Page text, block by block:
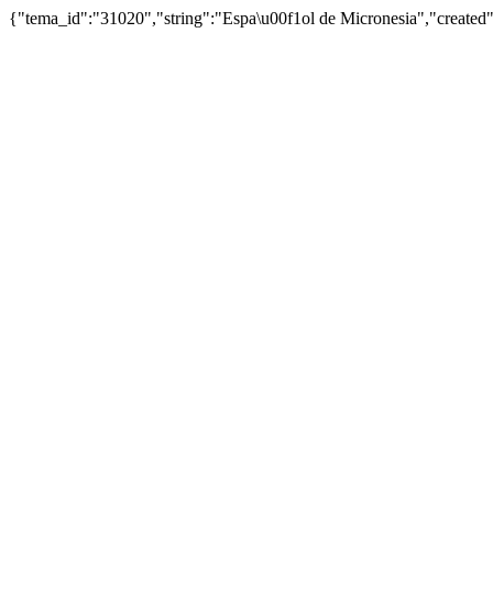
{"tema_id":"31020","string":"Espa\u00f1ol de